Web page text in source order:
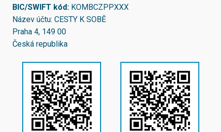
BIC/SWIFT kód: KOMBCZPPXXX
Název účtu: CESTY K SOBĚ
Praha 4, 149 00
Česká republika